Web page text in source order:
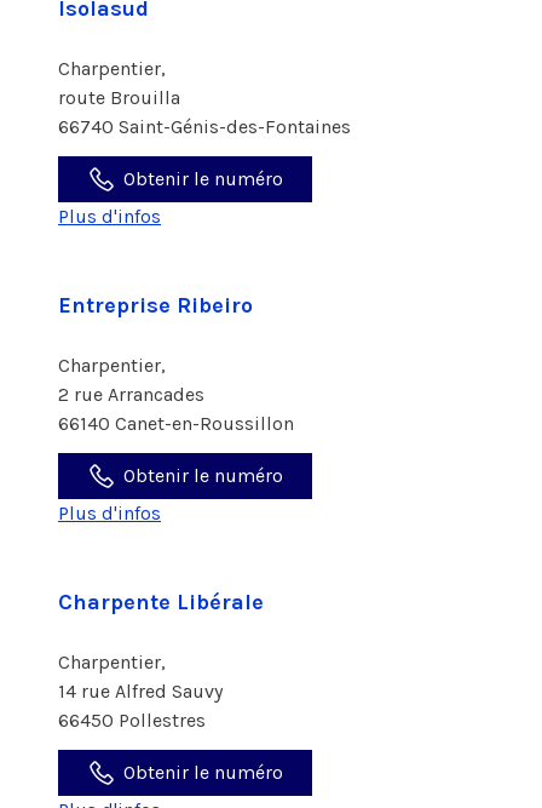
Isolasud
Charpentier,
route Brouilla
66740 Saint-Génis-des-Fontaines
Obtenir le numéro
Plus d'infos
Entreprise Ribeiro
Charpentier,
2 rue Arrancades
66140 Canet-en-Roussillon
Obtenir le numéro
Plus d'infos
Charpente Libérale
Charpentier,
14 rue Alfred Sauvy
66450 Pollestres
Obtenir le numéro